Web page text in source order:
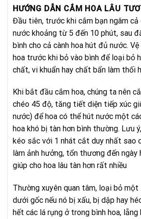
HƯỚNG DẪN CẮM HOA LÂU
Đầu tiên, trước khi cắm bạn ngâm cả
nước khoảng từ 5 đến 10 phút, sau
bình cho cả cành hoa hút đủ nước.
hoa trước khi bỏ vào bình để loại bỏ
chất, vi khuẩn hay chất bẩn làm thối
Khi bắt đầu cắm hoa, chúng ta nên
chéo 45 độ, tăng tiết diện tiếp xúc
nước) để hoa có thể hút nước một
hoa khó bị tàn hơn bình thường. Lưu
kéo sắc với 1 nhát cắt duy nhất sao
làm ảnh hưởng, tổn thương đến ngày
giúp cho hoa lâu tàn hơn rất nhiều
Thường xuyên quan tâm, loại bỏ một
dưới gốc nếu nó bị xấu, bị dập hay
hết các lá rụng ở trong bình hoa,